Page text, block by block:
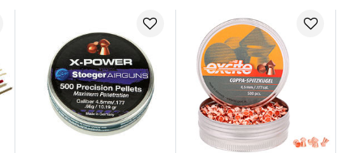
empfohlene Mündungsenergie: min. 16 Joule
Distanz: max. 50 Meter
Material: Blei (verkupfert)
Marke: H&N
Made in Germany
Herstellerinformationen